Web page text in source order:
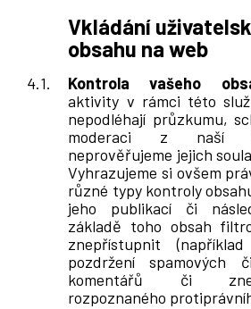
Vkládání
obsahu na web
Kontrola vašeho
aktivity v rámci této
nepodléhají průzkumu,
moderaci z naší
neprověřujeme jejich
Vyhrazujeme si ovšem
různé typy kontroly
jeho publikací či
základě toho obsah
znepřístupnit
pozdržení spamových
komentářů či
rozpoznaného